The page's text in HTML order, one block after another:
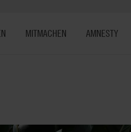
MITMACHEN AMNESTY